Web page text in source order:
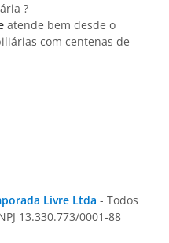
?
atende bem desde o
com centenas de
Livre Ltda - Todos
13.330.773/0001-88